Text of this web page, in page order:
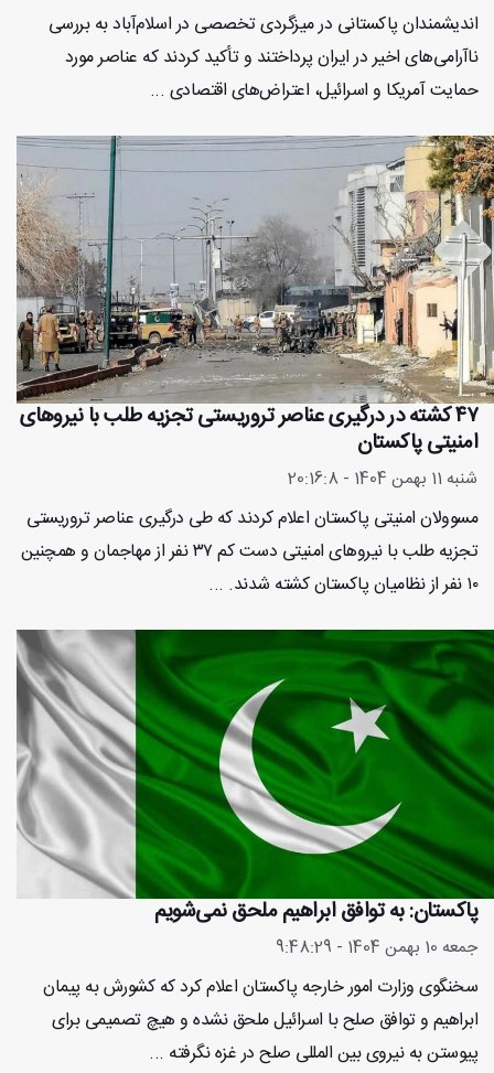
اندیشمندان پاکستانی در میزگردی تخصصی در اسلام‌آباد به بررسی
ناآرامی‌های اخیر در ایران پرداختند و تأکید کردند که عناصر مورد
حمایت آمریکا و اسرائیل، اعتراض‌های اقتصادی ...
۴۷ کشته در درگیری عناصر تروریستی تجزیه طلب با نیروهای
امنیتی پاکستان
شنبه 11 بهمن 1404 - 20:16:8
مسوولان امنیتی پاکستان اعلام کردند که طی درگیری عناصر تروریستی
تجزیه طلب با نیروهای امنیتی دست کم ۳۷ نفر از مهاجمان و همچنین
۱۰ نفر از نظامیان پاکستان کشته شدند. ...
پاکستان: به توافق ابراهیم ملحق نمی‌شویم
جمعه 10 بهمن 1404 - 9:48:29
سخنگوی وزارت امور خارجه پاکستان اعلام کرد که کشورش به پیمان
ابراهیم و توافق صلح با اسرائيل ملحق نشده و هیچ تصمیمی برای
پیوستن به نیروی بین المللی صلح در غزه نگرفته ...